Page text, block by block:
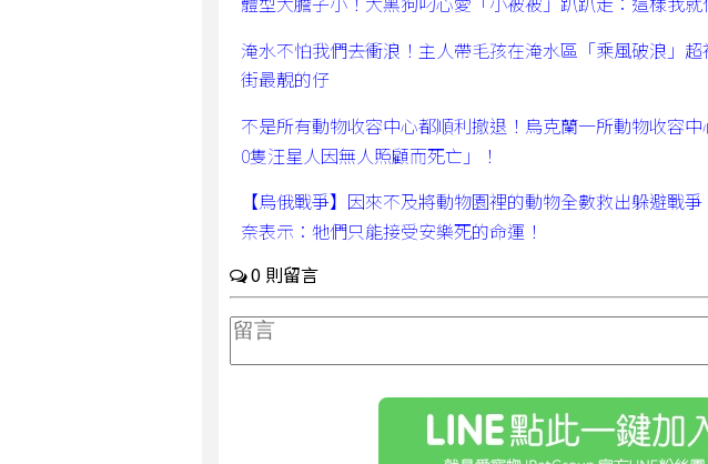
淹水不怕我們去衝浪！主人帶毛孩在淹水區「乘風破浪」
街最靚的仔
不是所有動物收容中心都順利撤退！烏克蘭一所動物收容
0隻汪星人因無人照顧而死亡」！
【烏俄戰爭】因來不及將動物園裡的動物全數救出躲避戰
奈表示：牠們只能接受安樂死的命運！